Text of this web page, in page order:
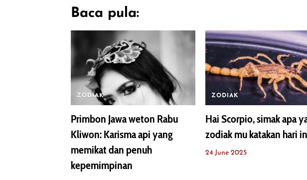
Baca pula:
ZODIAK
Primbon Jawa weton Rabu
Kliwon: Karisma api yang
memikat dan penuh
kepemimpinan
ZODIAK
Hai Scorpio, simak apa
zodiak mu katakan hari
24 June 2025